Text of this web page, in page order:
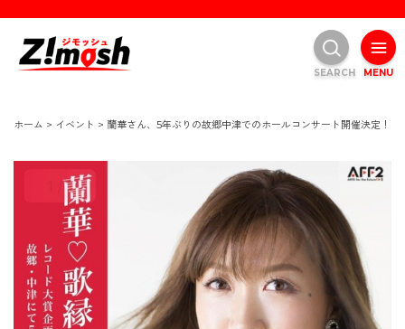
ホーム > イベント > 蘭華さん、5年ぶりの故郷中津でのホールコンサート開催決定！
MENU
SEARCH